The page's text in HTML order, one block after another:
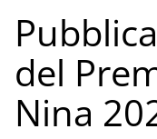
del
Nina